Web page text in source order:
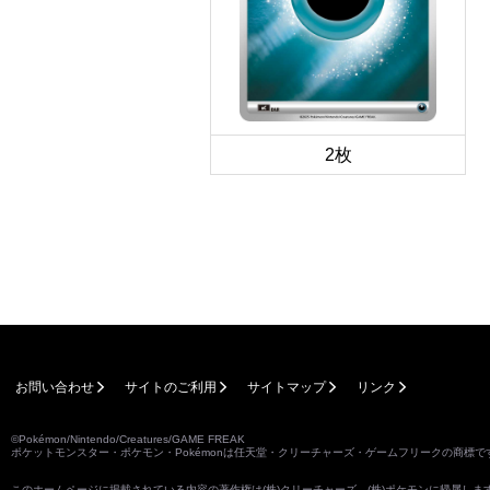
2枚
お問い合わせ サイトのご利用 サイトマップ リンク
©Pokémon/Nintendo/Creatures/GAME FREAK
ポケットモンスター・ポケモン・Pokémonは任天堂・クリーチャーズ・ゲームフリークの商標で